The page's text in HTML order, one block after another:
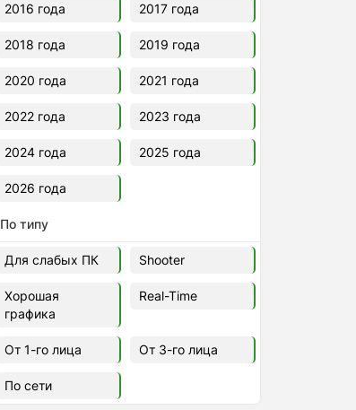
2016 года 2017 года
2018 года 2019 года
2020 года 2021 года
2022 года 2023 года
2024 года 2025 года
2026 года
По типу
Для слабых ПК Shooter
Хорошая
графика
Real-Time
От 1-го лица От 3-го лица
По сети